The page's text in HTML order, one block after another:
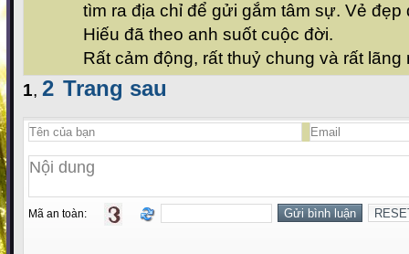
tìm ra địa chỉ để gửi gắm tâm sự. Vẻ đẹp
Hiếu đã theo anh suốt cuộc đời.
Rất cảm động, rất thuỷ chung và rất lãng
1, 2 Trang sau
Mã an toàn: